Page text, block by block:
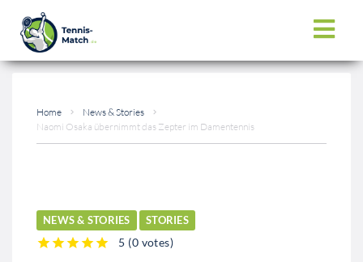
Home
News & Stories
Naomi Osaka übernimmt das Zepter im Damentennis
NEWS & STORIES STORIES
5 (0 votes)